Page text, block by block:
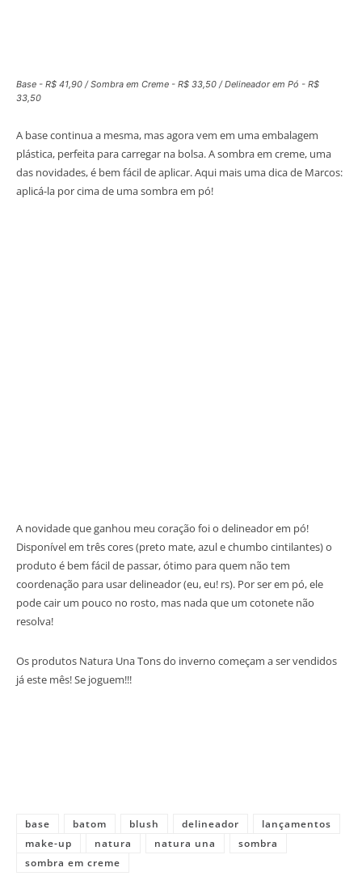
Base - R$ 41,90 / Sombra em Creme - R$ 33,50 / Delineador em Pó - R$
33,50
A base continua a mesma, mas agora vem em uma embalagem
plástica, perfeita para carregar na bolsa. A sombra em creme, uma
das novidades, é bem fácil de aplicar. Aqui mais uma dica de Marcos:
aplicá-la por cima de uma sombra em pó!
A novidade que ganhou meu coração foi o delineador em pó!
Disponível em três cores (preto mate, azul e chumbo cintilantes) o
produto é bem fácil de passar, ótimo para quem não tem
coordenação para usar delineador (eu, eu! rs). Por ser em pó, ele
pode cair um pouco no rosto, mas nada que um cotonete não
resolva!
Os produtos Natura Una Tons do inverno começam a ser vendidos
já este mês! Se joguem!!!
base batom blush delineador
lançamentos
make-up
natura natura una
sombra
sombra em creme